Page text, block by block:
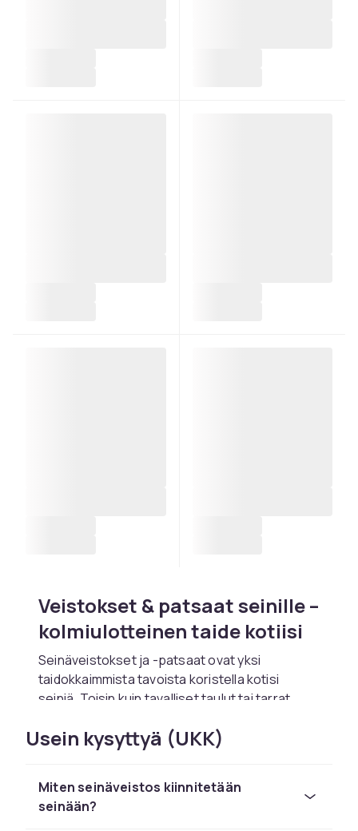
Veistokset & patsaat seinille –
kolmiulotteinen taide kotiisi
Seinäveistokset ja -patsaat ovat yksi
taidokkaimmista tavoista koristella kotisi
seiniä. Toisin kuin tavalliset taulut tai tarrat,
syvyyttä, tekstuuria ja visuaalista mielenkiintoa
tilaan tavalla, joka vetää katseen puoleensa ja
seinäveistoksia eri materiaaleista, tyyleistä ja
koosta – löydät sopivan vaihtoehdon sekä
Usein kysyttyä (UKK)
Miten seinäveistos kiinnitetään
seinään?